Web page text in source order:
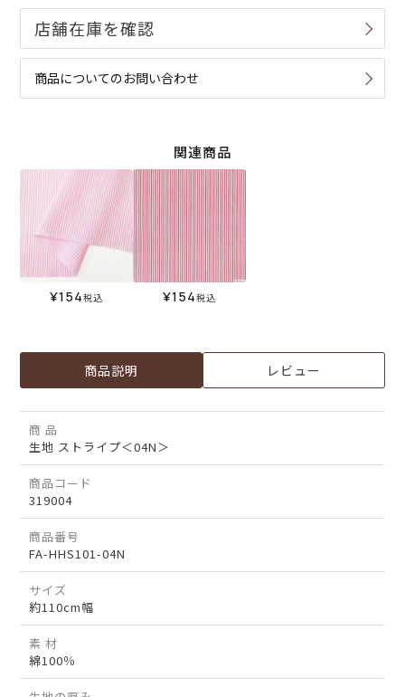
商品についてのお問い合わせ
関連商品
¥154税込 ¥154税込
商品説明 レビュー
商 品
生地 ストライプ＜04N＞
商品コード
319004
商品番号
FA-HHS101-04N
サイズ
約110cm幅
素 材
綿100％